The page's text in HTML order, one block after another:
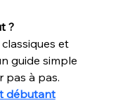
?
et
guide simple
pas à pas.
débutant